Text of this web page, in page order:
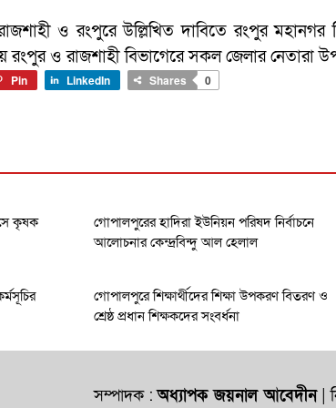
ও রংপুরে উল্লিখিত দাবিতে রংপুর
ও রাজশাহী বিভাগেরে সকল জেলার নেতারা
Pin LinkedIn Shares 0
কৃষক
গোপালপুরের হাদিরা ইউনিয়ন পরিষদ নির্বাচনে
আলোচনার কেন্দ্রবিন্দু আল হেলাল
গোপালপুরে শিক্ষার্থীদের শিক্ষা উপকরণ বিতরণ ও
শ্রেষ্ঠ প্রধান শিক্ষকদের সংবর্ধনা
সম্পাদক :অধ্যাপক জয়নাল আবেদীন|